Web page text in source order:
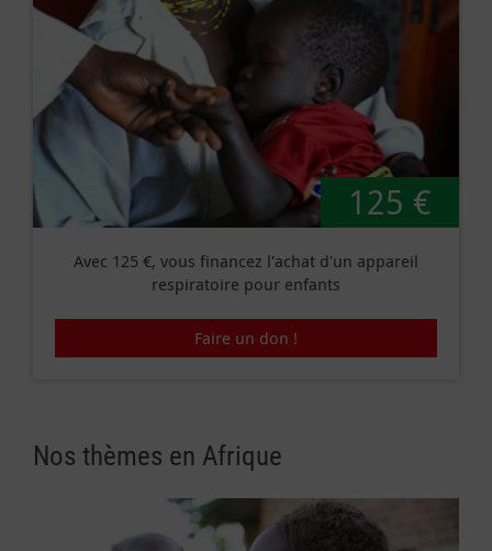
125 €
Avec 125 €, vous financez l'achat d'un appareil
respiratoire pour enfants
Faire un don !
Nos thèmes en Afrique